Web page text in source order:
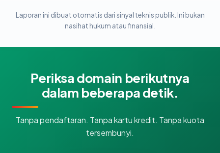
Laporan ini dibuat otomatis dari sinyal teknis publik. Ini bukan
nasihat hukum atau finansial.
Periksa domain berikutnya
dalam beberapa detik.
Tanpa pendaftaran. Tanpa kartu kredit. Tanpa kuota
tersembunyi.